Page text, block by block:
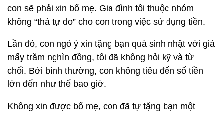
con sẽ phải xin bố mẹ. Gia đình tôi thuộc nhóm
không “thả tự do” cho con trong việc sử dụng tiền.
Lần đó, con ngỏ ý xin tặng bạn quà sinh nhật với giá
mấy trăm nghìn đồng, tôi đã không hỏi kỹ và từ
chối. Bởi bình thường, con không tiêu đến số tiền
lớn đến như thế bao giờ.
Không xin được bố mẹ, con đã tự tặng bạn một